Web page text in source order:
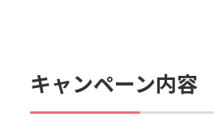
キャンペーン内容